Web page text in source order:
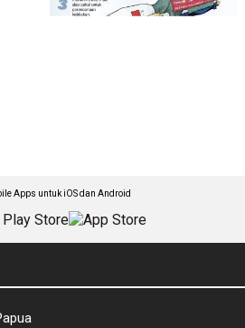
Apps untuk iOS dan Android